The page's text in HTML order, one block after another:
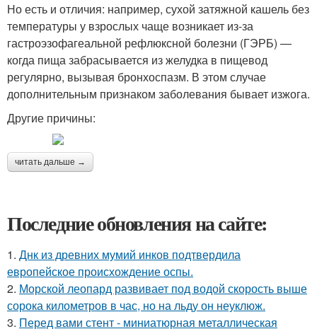
Но есть и отличия: например, сухой затяжной кашель без
температуры у взрослых чаще возникает из-за
гастроэзофагеальной рефлюксной болезни (ГЭРБ) —
когда пища забрасывается из желудка в пищевод
регулярно, вызывая бронхоспазм. В этом случае
дополнительным признаком заболевания бывает изжога.
Другие причины:
читать дальше →
Последние обновления на сайте:
1. Днк из древних мумий инков подтвердила
европейское происхождение оспы.
2. Морской леопард развивает под водой скорость выше
сорока километров в час, но на льду он неуклюж.
3. Перед вами стент - миниатюрная металлическая